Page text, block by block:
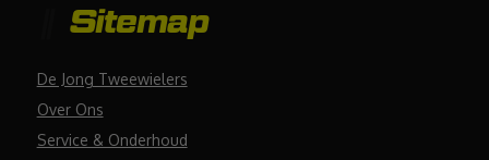
Sitemap
De Jong Tweewielers
Over Ons
Service & Onderhoud